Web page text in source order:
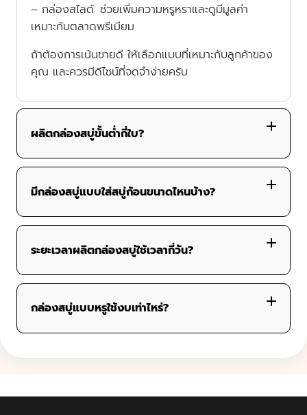
– กล่องสไลด์: ช่วยเพิ่มความหรูหราและดูมีมูลค่า
เหมาะกับตลาดพรีเมียม
ถ้าต้องการเน้นขายดี ให้เลือกแบบที่เหมาะกับลูกค้าของ
คุณ และควรมีดีไซน์ที่จดจำง่ายครับ
ผลิตกล่องสบู่ขั้นต่ำกี่ใบ?
มีกล่องสบู่แบบใส่สบู่ก้อนขนาดไหนบ้าง?
– สบู่ขนาด 50–100 กรัม:
– สบู่หลายก้อนหรือกล่องของขวัญ:
ระยะเวลาผลิตกล่องสบู่ใช้เวลากี่วัน?
กล่องสบู่แบบหรูใช้งบเท่าไหร่?
เทคนิคพิเศษ เช่น ปั๊มฟอยล์ทอง, เคลือบ Spot UV,